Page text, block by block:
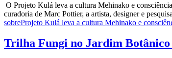
O Projeto Kulá leva a cultura Mehinako e
curadoria de Marc Pottier, a artista, designer e
sobreProjeto Kulá leva a cultura Mehinako e
Trilha Fungi no Jardim